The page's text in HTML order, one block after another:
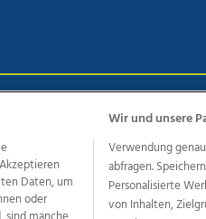
AGB
des Medienhauses
OÖNachrichten OÖN
Daten, um
oder
Wir und unsere
Verwendung
abfragen.
Personalisierte
von Inhalten,